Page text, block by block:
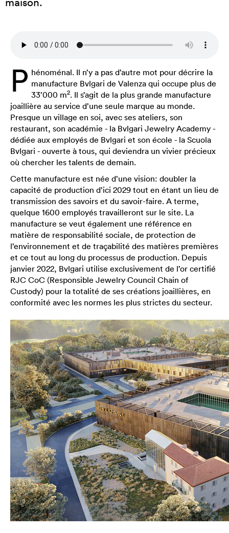
P hénoménal. Il n’y a pas d’autre mot pour décrire la
manufacture Bvlgari de Valenza qui occupe plus de
33’000 m2. Il s’agit de la plus grande manufacture
joaillière au service d’une seule marque au monde.
Presque un village en soi, avec ses ateliers, son
restaurant, son académie - la Bvlgari Jewelry Academy -
dédiée aux employés de Bvlgari et son école - la Scuola
Bvlgari - ouverte à tous, qui deviendra un vivier précieux
où chercher les talents de demain.
Cette manufacture est née d’une vision: doubler la
capacité de production d’ici 2029 tout en étant un lieu de
transmission des savoirs et du savoir-faire. A terme,
quelque 1600 employés travailleront sur le site. La
manufacture se veut également une référence en
matière de responsabilité sociale, de protection de
l’environnement et de traçabilité des matières premières
et ce tout au long du processus de production. Depuis
janvier 2022, Bvlgari utilise exclusivement de l’or certifié
RJC CoC (Responsible Jewelry Council Chain of
Custody) pour la totalité de ses créations joaillières, en
conformité avec les normes les plus strictes du secteur.